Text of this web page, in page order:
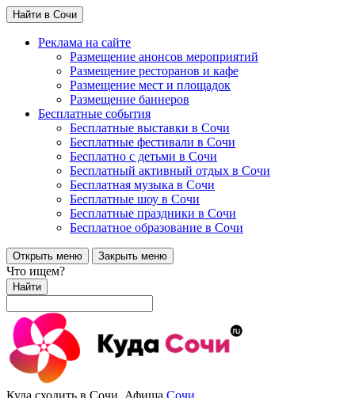
Найти в Сочи
Реклама на сайте
Размещение анонсов мероприятий
Размещение ресторанов и кафе
Размещение мест и площадок
Размещение баннеров
Бесплатные события
Бесплатные выставки в Сочи
Бесплатные фестивали в Сочи
Бесплатно с детьми в Сочи
Бесплатный активный отдых в Сочи
Бесплатная музыка в Сочи
Бесплатные шоу в Сочи
Бесплатные праздники в Сочи
Бесплатное образование в Сочи
Открыть меню Закрыть меню
Что ищем?
Найти
Куда сходить в Сочи. Афиша Сочи